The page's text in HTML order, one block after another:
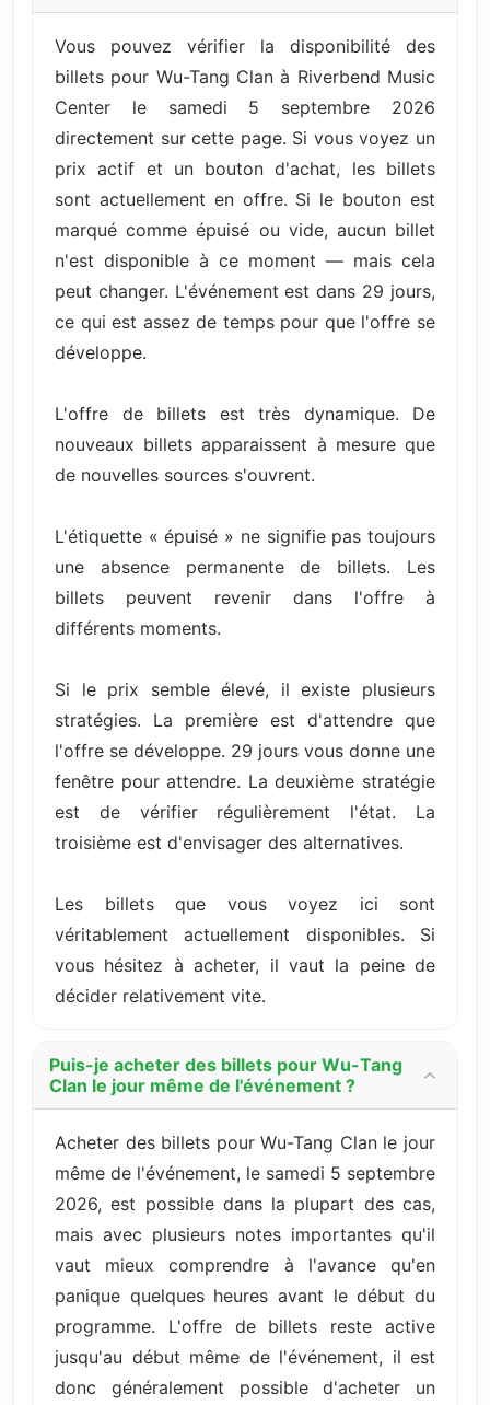
Vous pouvez vérifier la disponibilité des
billets pour Wu-Tang Clan à Riverbend Music
Center le samedi 5 septembre 2026
directement sur cette page. Si vous voyez un
prix actif et un bouton d'achat, les billets
sont actuellement en offre. Si le bouton est
marqué comme épuisé ou vide, aucun billet
n'est disponible à ce moment — mais cela
peut changer. L'événement est dans 29 jours,
ce qui est assez de temps pour que l'offre se
développe.
L'offre de billets est très dynamique. De
nouveaux billets apparaissent à mesure que
de nouvelles sources s'ouvrent.
L'étiquette « épuisé » ne signifie pas toujours
une absence permanente de billets. Les
billets peuvent revenir dans l'offre à
différents moments.
Si le prix semble élevé, il existe plusieurs
stratégies. La première est d'attendre que
l'offre se développe. 29 jours vous donne une
fenêtre pour attendre. La deuxième stratégie
est de vérifier régulièrement l'état. La
troisième est d'envisager des alternatives.
Les billets que vous voyez ici sont
véritablement actuellement disponibles. Si
vous hésitez à acheter, il vaut la peine de
décider relativement vite.
Puis-je acheter des billets pour Wu-Tang
Clan le jour même de l'événement ?
Acheter des billets pour Wu-Tang Clan le jour
même de l'événement, le samedi 5 septembre
2026, est possible dans la plupart des cas,
mais avec plusieurs notes importantes qu'il
vaut mieux comprendre à l'avance qu'en
panique quelques heures avant le début du
programme. L'offre de billets reste active
jusqu'au début même de l'événement, il est
donc généralement possible d'acheter un